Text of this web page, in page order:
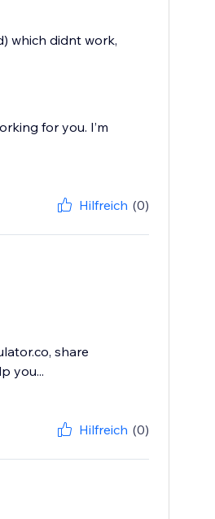
which didnt work,
for you. I’m
Hilfreich (0)
share
you...
Hilfreich (0)